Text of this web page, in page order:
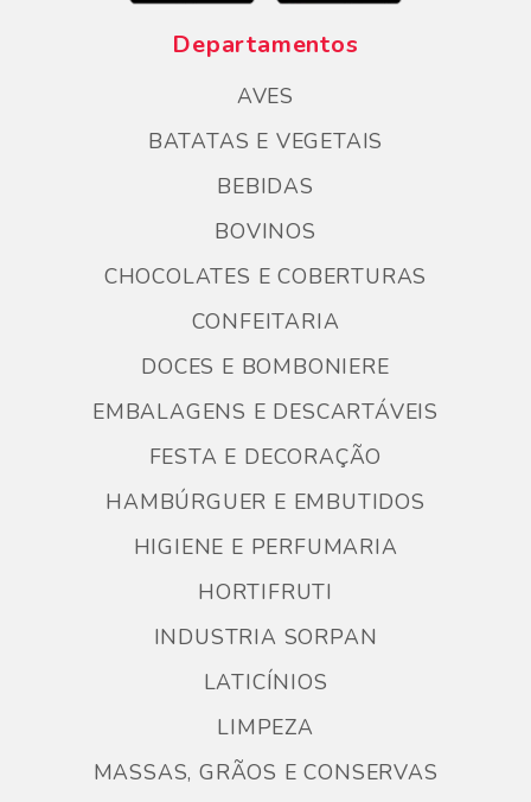
Departamentos
AVES
BATATAS E VEGETAIS
BEBIDAS
BOVINOS
CHOCOLATES E COBERTURAS
CONFEITARIA
DOCES E BOMBONIERE
EMBALAGENS E DESCARTÁVEIS
FESTA E DECORAÇÃO
HAMBÚRGUER E EMBUTIDOS
HIGIENE E PERFUMARIA
HORTIFRUTI
INDUSTRIA SORPAN
LATICÍNIOS
LIMPEZA
MASSAS, GRÃOS E CONSERVAS